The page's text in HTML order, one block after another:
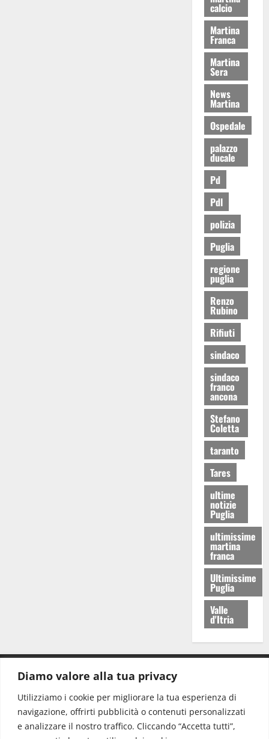
Diamo valore alla tua privacy
Utilizziamo i cookie per migliorare la tua esperienza di
navigazione, offrirti pubblicità o contenuti personalizzati
e analizzare il nostro traffico. Cliccando “Accetta tutti”,
calcio
Martina
Franca
Martina
Sera
News
Martina
Ospedale
palazzo
ducale
Pd
Pdl
polizia
Puglia
regione
puglia
Renzo
Rubino
Rifiuti
sindaco
sindaco
franco
ancona
Stefano
Coletta
taranto
Tares
ultime
notizie
Puglia
ultimissime
martina
franca
Ultimissime
Puglia
Valle
d'Itria
Redazione: redazione@www.martinasera.it
Direttore:direttore@www.martinasera.it